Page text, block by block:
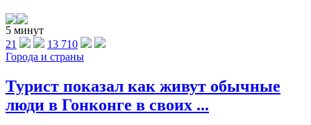
5 минут
21
13 710
Города и страны
Турист показал как живут обычные
люди в Гонконге в своих ...